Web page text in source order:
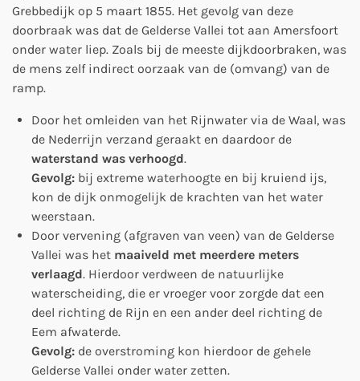
Grebbedijk op 5 maart 1855. Het gevolg van deze
doorbraak was dat de Gelderse Vallei tot aan Amersfoort
onder water liep. Zoals bij de meeste dijkdoorbraken, was
de mens zelf indirect oorzaak van de (omvang) van de
ramp.
Door het omleiden van het Rijnwater via de Waal, was
de Nederrijn verzand geraakt en daardoor de
waterstand was verhoogd.
Gevolg: bij extreme waterhoogte en bij kruiend ijs,
kon de dijk onmogelijk de krachten van het water
weerstaan.
Door vervening (afgraven van veen) van de Gelderse
Vallei was het maaiveld met meerdere meters
verlaagd. Hierdoor verdween de natuurlijke
waterscheiding, die er vroeger voor zorgde dat een
deel richting de Rijn en een ander deel richting de
Eem afwaterde.
Gevolg: de overstroming kon hierdoor de gehele
Gelderse Vallei onder water zetten.